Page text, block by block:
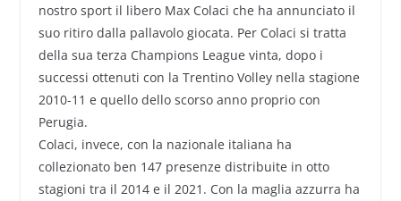
nostro sport il libero Max Colaci che ha annunciato il
suo ritiro dalla pallavolo giocata. Per Colaci si tratta
della sua terza Champions League vinta, dopo i
successi ottenuti con la Trentino Volley nella stagione
2010-11 e quello dello scorso anno proprio con
Perugia.
Colaci, invece, con la nazionale italiana ha
collezionato ben 147 presenze distribuite in otto
stagioni tra il 2014 e il 2021. Con la maglia azzurra ha